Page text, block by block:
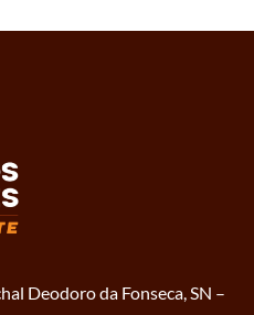
Deodoro da Fonseca, SN –